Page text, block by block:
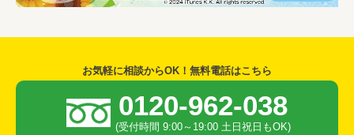
お気軽に相談からOK！無料電話はこちら
0120-962-038
(受付時間 9:00～19:00 土日祝日もOK)